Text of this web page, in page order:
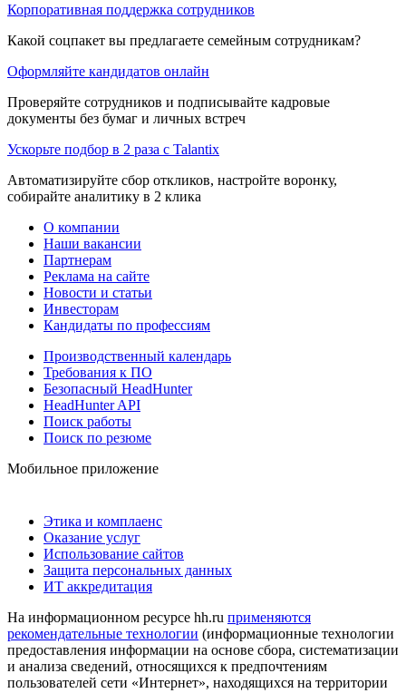
Корпоративная поддержка сотрудников
Какой соцпакет вы предлагаете семейным сотрудникам?
Оформляйте кандидатов онлайн
Проверяйте сотрудников и подписывайте кадровые
документы без бумаг и личных встреч
Ускорьте подбор в 2 раза с Talantix
Автоматизируйте сбор откликов, настройте воронку,
собирайте аналитику в 2 клика
О компании
Наши вакансии
Партнерам
Реклама на сайте
Новости и статьи
Инвесторам
Кандидаты по профессиям
Производственный календарь
Требования к ПО
Безопасный HeadHunter
HeadHunter API
Поиск работы
Поиск по резюме
Мобильное приложение
Этика и комплаенс
Оказание услуг
Использование сайтов
Защита персональных данных
ИТ аккредитация
На информационном ресурсе hh.ru применяются
рекомендательные технологии (информационные технологии
предоставления информации на основе сбора, систематизации
и анализа сведений, относящихся к предпочтениям
пользователей сети «Интернет», находящихся на территории